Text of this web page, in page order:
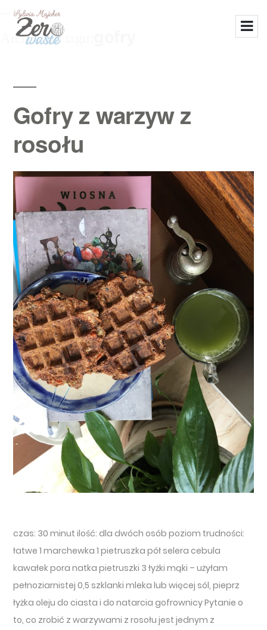
Archiwum tagu:
Gofry z warzyw z
rosołu
czas: 30 minut ilość: dla dwóch osób poziom trudności:
łatwe 1 marchewka 1 pietruszka pół selera cebula
kawałek pora natka pietruszki 3 łyżki mąki – użyłam
pełnoziarnistej 0,5 szklanki mleka lub więcej sól, pieprz
łyżka oleju do ciasta i do natarcia gofrownicy Pytanie o
to, co zrobić z warzywami z rosołu jest jednym z